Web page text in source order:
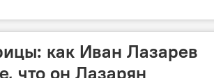
как Иван Лазарев
что он Лазарян